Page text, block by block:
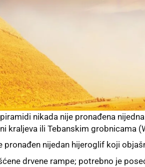
nikada nije pronađena
kraljeva ili Tebanskim grobnicama
pronađen nijedan hijeroglif koji
drvene rampe; potrebno je